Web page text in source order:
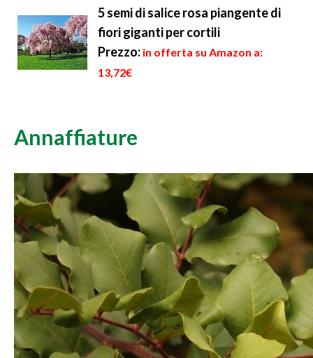
5 semi di salice rosa piangente di
fiori giganti per cortili
Prezzo: in offerta su Amazon a:
13,72€
Annaffiature